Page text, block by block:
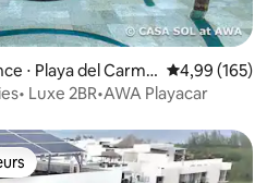
⋅ Playa del Carme Évaluation
4,99 (165)
Luxe 2BR•AWA Playacar
les plus appréciés